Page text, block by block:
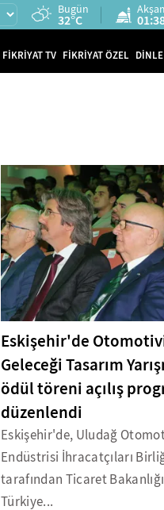
Bugün
32°C
FİKRİYAT TV FİKRİYAT ÖZEL DİNLE
Eskişehir'de
Geleceği Tasarım
ödül töreni açılış
düzenlendi
Eskişehir'de, Uludağ
Endüstrisi İhracatçıları
tarafından Ticaret
Türkiye...